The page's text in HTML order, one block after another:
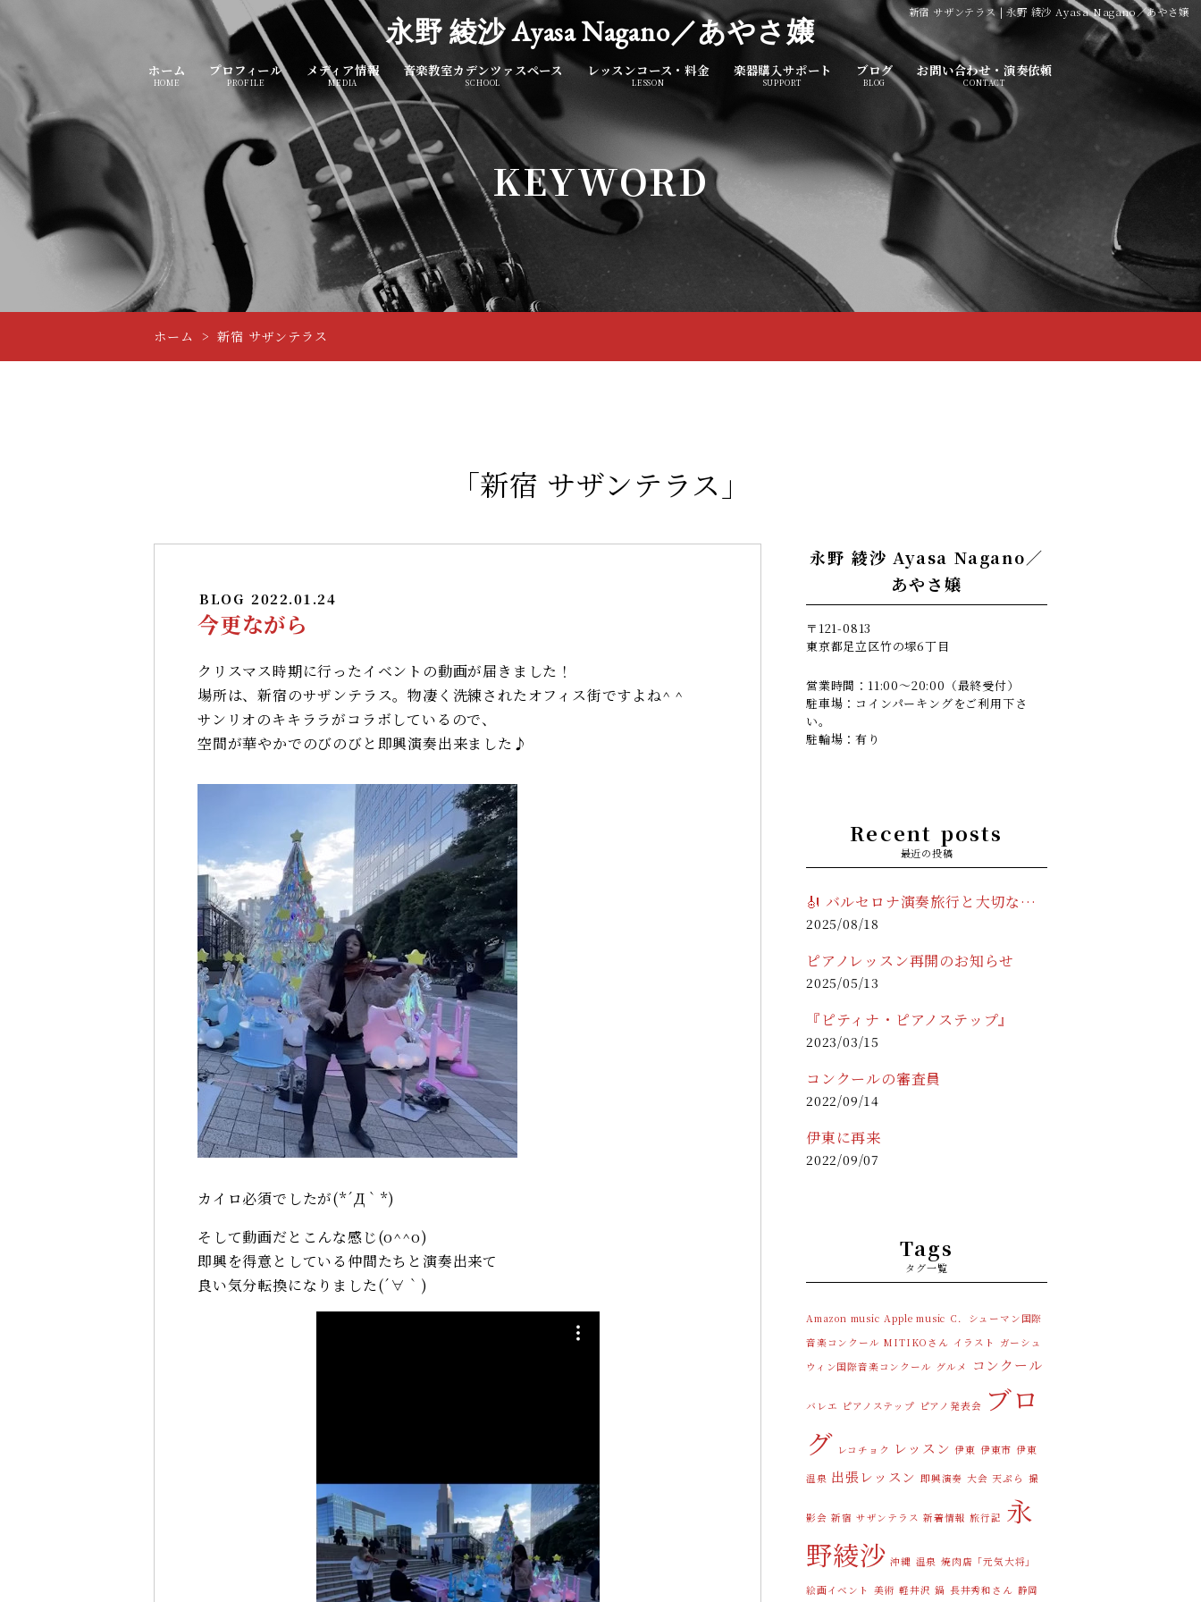
永野 綾沙 Ayasa Nagano／あやさ嬢
ホーム
HOME
プロフィール
PROFILE
メディア情報
MEDIA
音楽教室カデンツァスペース
SCHOOL
レッスンコース・料金
LESSON
楽器購入サポート
SUPPORT
ブログ
BLOG
お問い合わせ・演奏依頼
CONTACT
新宿 サザンテラス | 永野 綾沙 Ayasa Nagano／あやさ嬢
KEYWORD
ホーム 新宿 サザンテラス
「新宿 サザンテラス」
BLOG 2022.01.24
今更ながら
クリスマス時期に行ったイベントの動画が届きました！
場所は、新宿のサザンテラス。物凄く洗練されたオフィス街ですよね^ ^
サンリオのキキララがコラボしているので、
空間が華やかでのびのびと即興演奏出来ました♪
カイロ必須でしたが(*´Д｀*)
そして動画だとこんな感じ(o^^o)
即興を得意としている仲間たちと演奏出来て
良い気分転換になりました(´∀｀)
永野 綾沙 Ayasa Nagano／
あやさ嬢
〒121-0813
東京都足立区竹の塚6丁目
営業時間：11:00～20:00（最終受付）
駐車場：コインパーキングをご利用下さ
い。
駐輪場：有り
Recent posts
最近の投稿
🎻 バルセロナ演奏旅行と大切なお知らせ 🎹
2025/08/18
ピアノレッスン再開のお知らせ
2025/05/13
『ピティナ・ピアノステップ』
2023/03/15
コンクールの審査員
2022/09/14
伊東に再来
2022/09/07
Tags
タグ一覧
Amazon music Apple music C．シューマン国際
音楽コンクール MITIKOさん イラスト
ガーシュ
ウィン国際音楽コンクール グルメ コンクール
バレエ ピアノステップ ピアノ発表会
ブロ
グ レコチョク レッスン 伊東 伊東市 伊東
温泉 出張レッスン 即興演奏 大会 天ぷら 撮
影会 新宿 サザンテラス 新着情報 旅行記 永
野綾沙 沖縄 温泉 焼肉店「元気大将」
絵画イベント 美術 軽井沢 鍋 長井秀和さん 静岡